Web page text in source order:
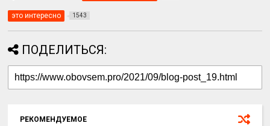
это интересно 1543
ПОДЕЛИТЬСЯ:
РЕКОМЕНДУЕМОЕ